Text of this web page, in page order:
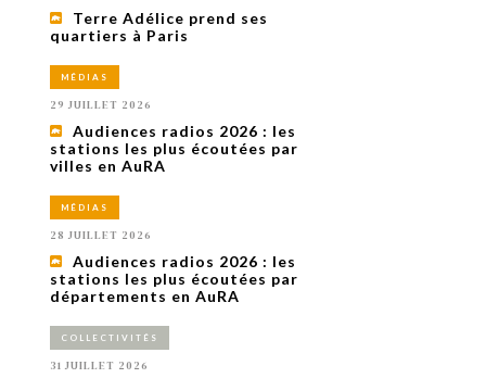
de
sur
1 AN
Terre Adélice prend ses
quartiers à Paris
MÉDIAS
29 JUILLET 2026
Audiences radios 2026 : les
stations les plus écoutées par
villes en AuRA
MÉDIAS
28 JUILLET 2026
Audiences radios 2026 : les
stations les plus écoutées par
départements en AuRA
COLLECTIVITÉS
31 JUILLET 2026